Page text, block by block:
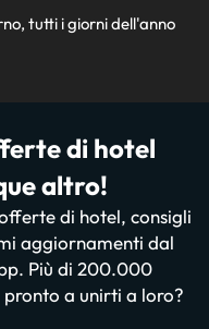
tutti i giorni dell'anno
di hotel
altro!
di hotel, consigli
aggiornamenti dal
Più di 200.000
a unirti a loro?